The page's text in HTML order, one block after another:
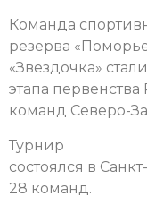
Команда
резерва
«Звездочка»
этапа
команд Северо-
Турнир
состоялся в
28 команд.